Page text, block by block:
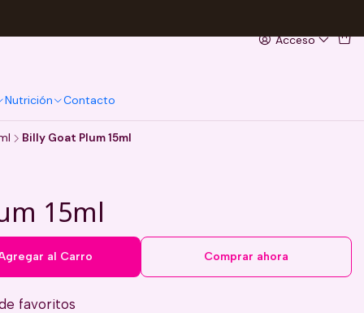
Acceso
Nutrición Contacto
Billy Goat Plum 15ml
15ml
al Carro Comprar ahora
favoritos